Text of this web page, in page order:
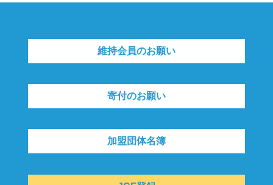
維持会員のお願い
寄付のお願い
加盟団体名簿